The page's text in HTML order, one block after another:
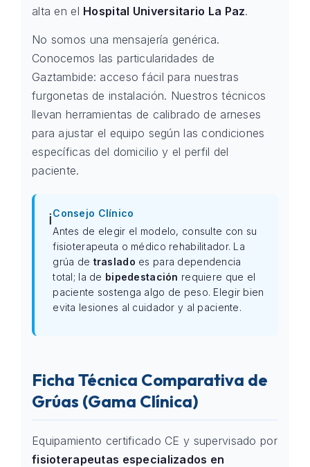
alta en el Hospital Universitario La Paz.
No somos una mensajería genérica.
Conocemos las particularidades de
Gaztambide: acceso fácil para nuestras
furgonetas de instalación. Nuestros técnicos
llevan herramientas de calibrado de arneses
para ajustar el equipo según las condiciones
específicas del domicilio y el perfil del
paciente.
ℹ️Consejo Clínico
Antes de elegir el modelo, consulte con su
fisioterapeuta o médico rehabilitador. La
grúa de traslado es para dependencia
total; la de bipedestación requiere que el
paciente sostenga algo de peso. Elegir bien
evita lesiones al cuidador y al paciente.
Ficha Técnica Comparativa de
Grúas (Gama Clínica)
Equipamiento certificado CE y supervisado por
fisioterapeutas especializados en